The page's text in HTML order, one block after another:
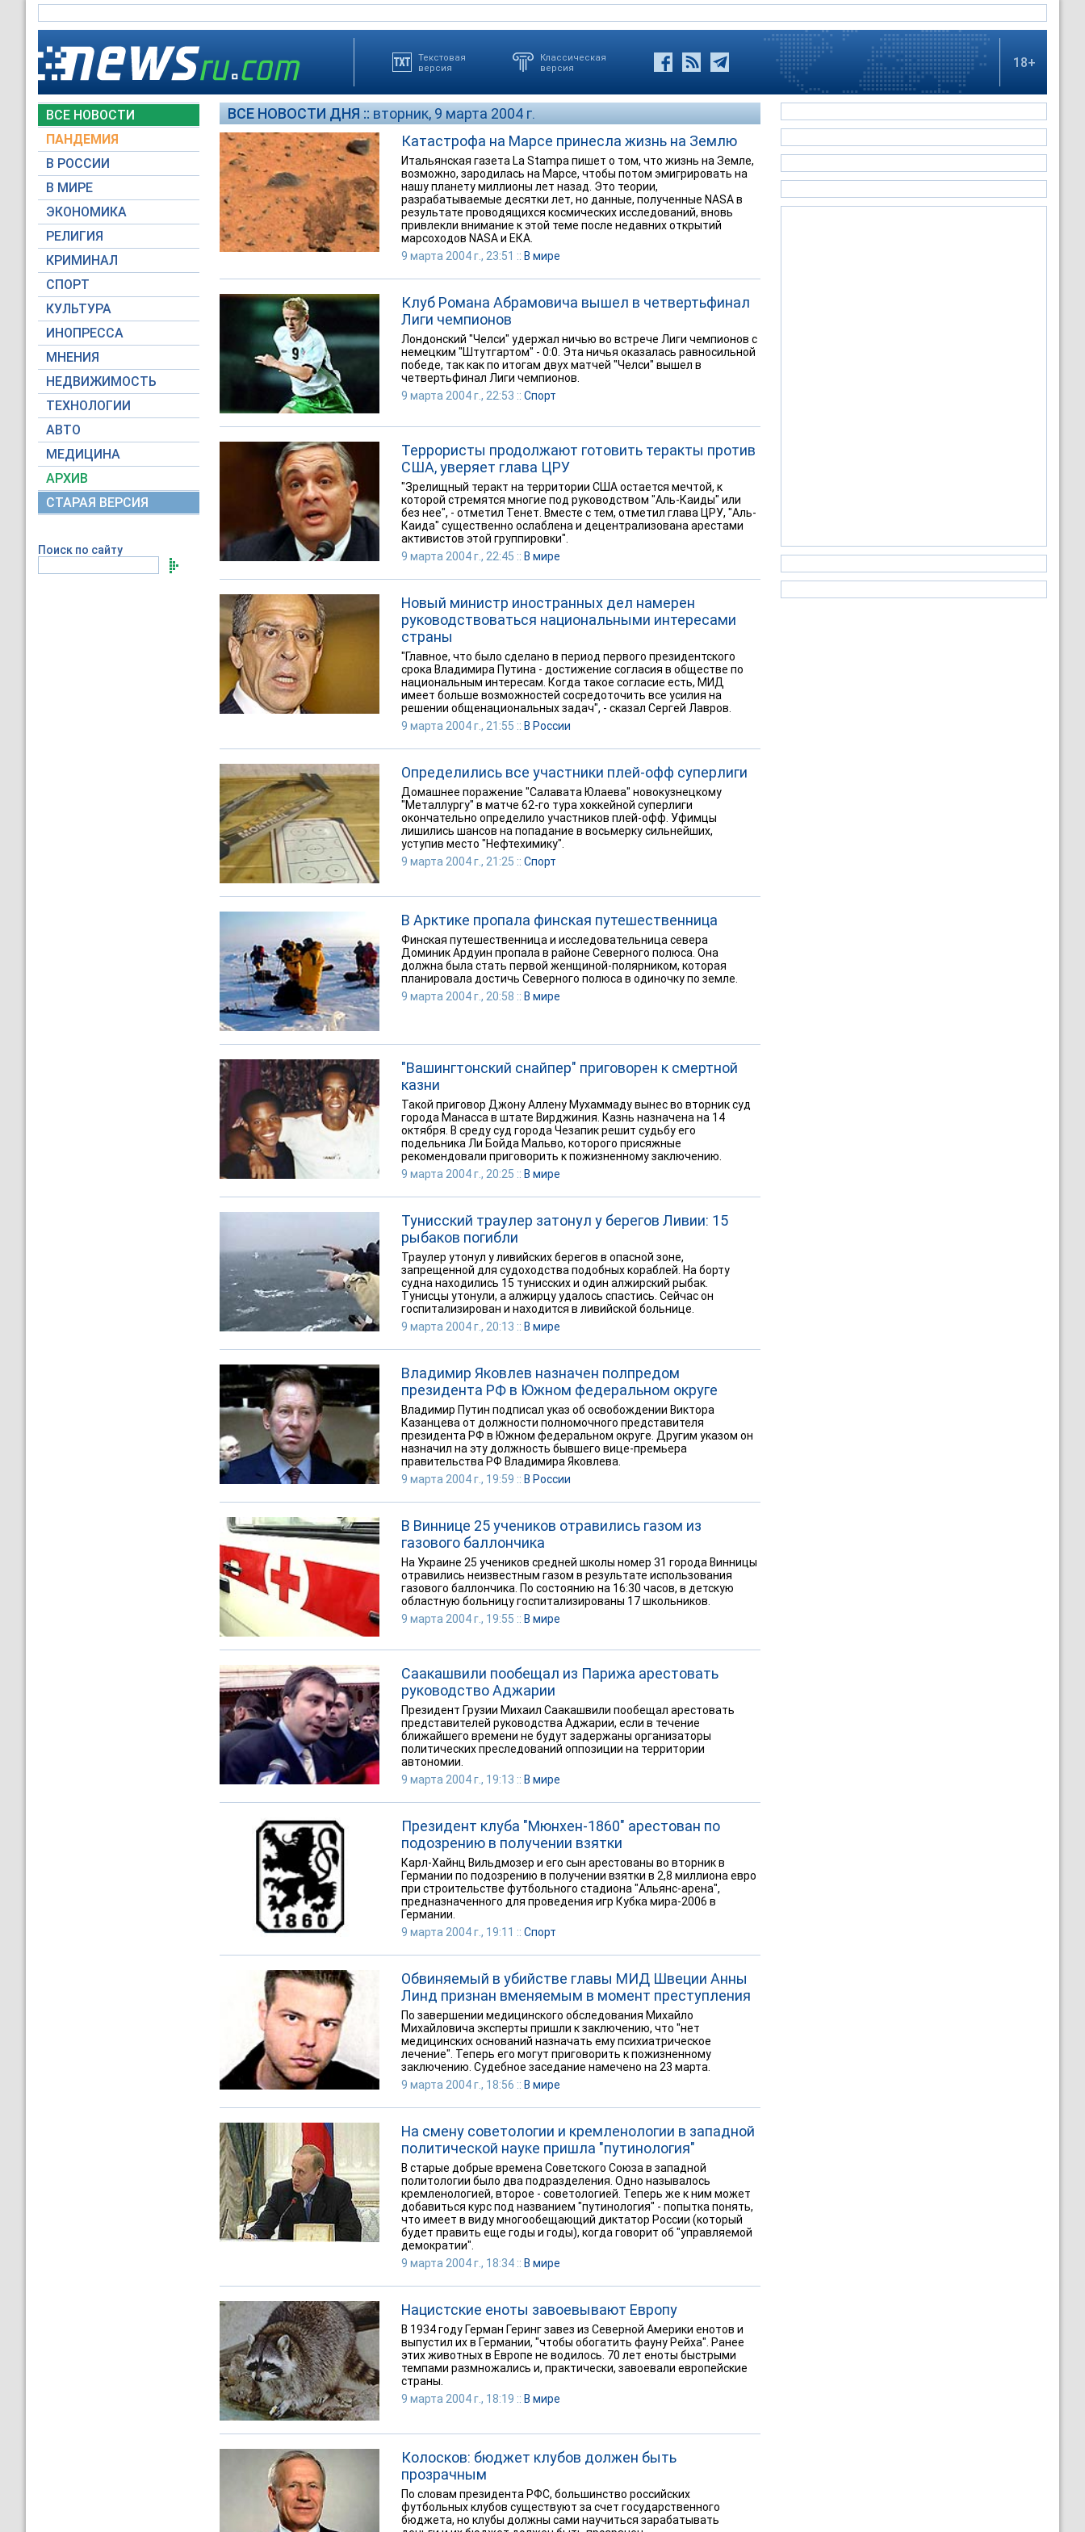
Текстовая
версия
Классическая
версия
18+
ВСЕ НОВОСТИ
ПАНДЕМИЯ
В РОССИИ
В МИРЕ
ЭКОНОМИКА
РЕЛИГИЯ
КРИМИНАЛ
СПОРТ
КУЛЬТУРА
ИНОПРЕССА
МНЕНИЯ
НЕДВИЖИМОСТЬ
ТЕХНОЛОГИИ
АВТО
МЕДИЦИНА
АРХИВ
СТАРАЯ ВЕРСИЯ
Поиск по сайту
ВСЕ НОВОСТИ ДНЯ :: вторник, 9 марта 2004 г.
Катастрофа на Марсе принесла жизнь на Землю
Итальянская газета La Stampa пишет о том, что жизнь на Земле,
возможно, зародилась на Марсе, чтобы потом эмигрировать на
нашу планету миллионы лет назад. Это теории,
разрабатываемые десятки лет, но данные, полученные NASA в
результате проводящихся космических исследований, вновь
привлекли внимание к этой теме после недавних открытий
марсоходов NASA и ЕКА.
9 марта 2004 г., 23:51 :: В мире
Клуб Романа Абрамовича вышел в четвертьфинал
Лиги чемпионов
Лондонский "Челси" удержал ничью во встрече Лиги чемпионов с
немецким "Штутгартом" - 0:0. Эта ничья оказалась равносильной
победе, так как по итогам двух матчей "Челси" вышел в
четвертьфинал Лиги чемпионов.
9 марта 2004 г., 22:53 :: Спорт
Террористы продолжают готовить теракты против
США, уверяет глава ЦРУ
"Зрелищный теракт на территории США остается мечтой, к
которой стремятся многие под руководством "Аль-Каиды" или
без нее", - отметил Тенет. Вместе с тем, отметил глава ЦРУ, "Аль-
Каида" существенно ослаблена и децентрализована арестами
активистов этой группировки".
9 марта 2004 г., 22:45 :: В мире
Новый министр иностранных дел намерен
руководствоваться национальными интересами
страны
"Главное, что было сделано в период первого президентского
срока Владимира Путина - достижение согласия в обществе по
национальным интересам. Когда такое согласие есть, МИД
имеет больше возможностей сосредоточить все усилия на
решении общенациональных задач", - сказал Сергей Лавров.
9 марта 2004 г., 21:55 :: В России
Определились все участники плей-офф суперлиги
Домашнее поражение "Салавата Юлаева" новокузнецкому
"Металлургу" в матче 62-го тура хоккейной суперлиги
окончательно определило участников плей-офф. Уфимцы
лишились шансов на попадание в восьмерку сильнейших,
уступив место "Нефтехимику".
9 марта 2004 г., 21:25 :: Спорт
В Арктике пропала финская путешественница
Финская путешественница и исследовательница севера
Доминик Ардуин пропала в районе Северного полюса. Она
должна была стать первой женщиной-полярником, которая
планировала достичь Северного полюса в одиночку по земле.
9 марта 2004 г., 20:58 :: В мире
"Вашингтонский снайпер" приговорен к смертной
казни
Такой приговор Джону Аллену Мухаммаду вынес во вторник суд
города Манасса в штате Вирджиния. Казнь назначена на 14
октября. В среду суд города Чезапик решит судьбу его
подельника Ли Бойда Мальво, которого присяжные
рекомендовали приговорить к пожизненному заключению.
9 марта 2004 г., 20:25 :: В мире
Тунисский траулер затонул у берегов Ливии: 15
рыбаков погибли
Траулер утонул у ливийских берегов в опасной зоне,
запрещенной для судоходства подобных кораблей. На борту
судна находились 15 тунисских и один алжирский рыбак.
Тунисцы утонули, а алжирцу удалось спастись. Сейчас он
госпитализирован и находится в ливийской больнице.
9 марта 2004 г., 20:13 :: В мире
Владимир Яковлев назначен полпредом
президента РФ в Южном федеральном округе
Владимир Путин подписал указ об освобождении Виктора
Казанцева от должности полномочного представителя
президента РФ в Южном федеральном округе. Другим указом он
назначил на эту должность бывшего вице-премьера
правительства РФ Владимира Яковлева.
9 марта 2004 г., 19:59 :: В России
В Виннице 25 учеников отравились газом из
газового баллончика
На Украине 25 учеников средней школы номер 31 города Винницы
отравились неизвестным газом в результате использования
газового баллончика. По состоянию на 16:30 часов, в детскую
областную больницу госпитализированы 17 школьников.
9 марта 2004 г., 19:55 :: В мире
Саакашвили пообещал из Парижа арестовать
руководство Аджарии
Президент Грузии Михаил Саакашвили пообещал арестовать
представителей руководства Аджарии, если в течение
ближайшего времени не будут задержаны организаторы
политических преследований оппозиции на территории
автономии.
9 марта 2004 г., 19:13 :: В мире
Президент клуба "Мюнхен-1860" арестован по
подозрению в получении взятки
Карл-Хайнц Вильдмозер и его сын арестованы во вторник в
Германии по подозрению в получении взятки в 2,8 миллиона евро
при строительстве футбольного стадиона "Альянс-арена",
предназначенного для проведения игр Кубка мира-2006 в
Германии.
9 марта 2004 г., 19:11 :: Спорт
Обвиняемый в убийстве главы МИД Швеции Анны
Линд признан вменяемым в момент преступления
По завершении медицинского обследования Михайло
Михайловича эксперты пришли к заключению, что "нет
медицинских оснований назначать ему психиатрическое
лечение". Теперь его могут приговорить к пожизненному
заключению. Судебное заседание намечено на 23 марта.
9 марта 2004 г., 18:56 :: В мире
На смену советологии и кремленологии в западной
политической науке пришла "путинология"
В старые добрые времена Советского Союза в западной
политологии было два подразделения. Одно называлось
кремленологией, второе - советологией. Теперь же к ним может
добавиться курс под названием "путинология" - попытка понять,
что имеет в виду многообещающий диктатор России (который
будет править еще годы и годы), когда говорит об "управляемой
демократии".
9 марта 2004 г., 18:34 :: В мире
Нацистские еноты завоевывают Европу
В 1934 году Герман Геринг завез из Северной Америки енотов и
выпустил их в Германии, "чтобы обогатить фауну Рейха". Ранее
этих животных в Европе не водилось. 70 лет еноты быстрыми
темпами размножались и, практически, завоевали европейские
страны.
9 марта 2004 г., 18:19 :: В мире
Колосков: бюджет клубов должен быть
прозрачным
По словам президента РФС, большинство российских
футбольных клубов существуют за счет государственного
бюджета, но клубы должны сами научиться зарабатывать